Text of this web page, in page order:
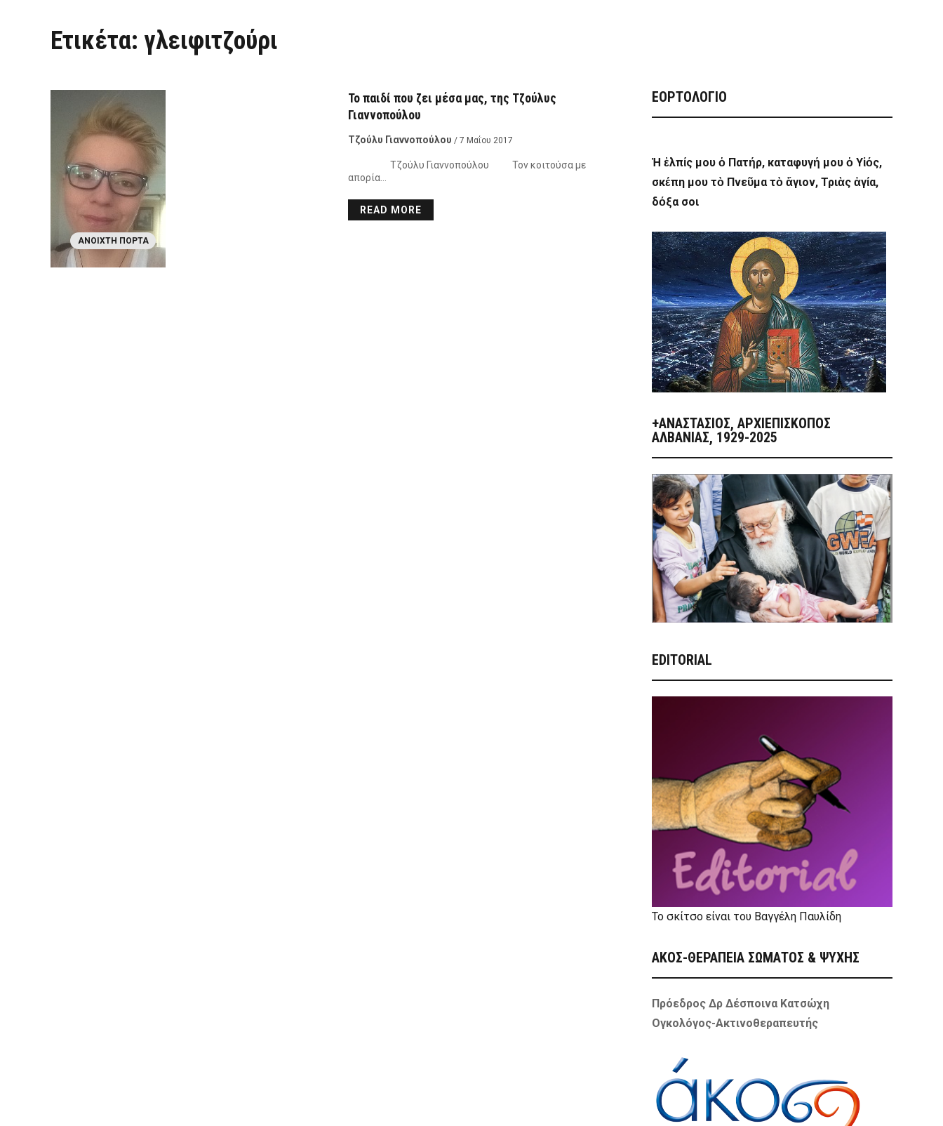
Ετικέτα: γλειφιτζούρι
ΑΝΟΙΧΤΉ ΠΌΡΤΑ
Το παιδί που ζει μέσα μας, της Τζούλυς
Γιαννοπούλου
Τζούλυ Γιαννοπούλου / 7 Μαΐου 2017
Τζούλυ Γιαννοπούλου Τον κοιτούσα με
απορία…
READ MORE
ΕΟΡΤΟΛΟΓΙΟ
Ἡ ἐλπίς μου ὁ Πατήρ, καταφυγή μου ὁ Υἱός,
σκέπη μου τὸ Πνεῦμα τὸ ἅγιον, Τριὰς ἁγία,
δόξα σοι
+ΑΝΑΣΤΆΣΙΟΣ, ΑΡΧΙΕΠΊΣΚΟΠΟΣ
ΑΛΒΑΝΊΑΣ, 1929-2025
EDITORIAL
Το σκίτσο είναι του Βαγγέλη Παυλίδη
ΑΚΟΣ-ΘΕΡΑΠΕΙΑ ΣΩΜΑΤΟΣ & ΨΥΧΗΣ
Πρόεδρος Δρ Δέσποινα Κατσώχη
Ογκολόγος-Ακτινοθεραπευτής